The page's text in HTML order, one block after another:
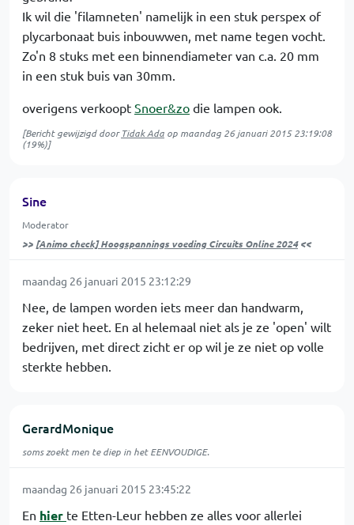
Ik wil die 'filamneten' namelijk in een stuk perspex of
plycarbonaat buis inbouwwen, met name tegen vocht.
Zo'n 8 stuks met een binnendiameter van c.a. 20 mm
in een stuk buis van 30mm.
overigens verkoopt Snoer&zo die lampen ook.
[Bericht gewijzigd doorTidak Ada op maandag 26 januari 2015 23:19:08
(19%)]
Sine
Moderator
>> [Animo check] Hoogspannings voeding Circuits Online 2024<<
maandag 26 januari 2015 23:12:29
Nee, de lampen worden iets meer dan handwarm,
zeker niet heet. En al helemaal niet als je ze 'open' wilt
bedrijven, met direct zicht er op wil je ze niet op volle
sterkte hebben.
GerardMonique
soms zoekt men te diep in het EENVOUDIGE.
maandag 26 januari 2015 23:45:22
En hier te Etten-Leur hebben ze alles voor allerlei